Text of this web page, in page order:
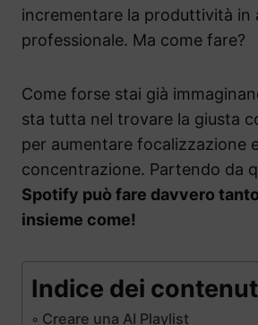
incrementare la produttività in
professionale. Ma come fare?
Come forse stai già
sta tutta nel trovare la giusta
per aumentare focalizzazione
concentrazione. Partendo da
Spotify può fare davvero
insieme come!
Indice dei
Creare una AI Playlist